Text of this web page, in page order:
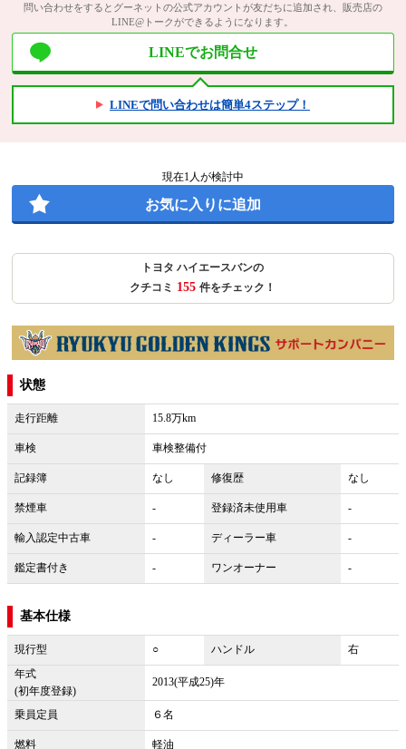
問い合わせをするとグーネットの公式アカウントが友だちに追加され、販売店の
LINE@トークができるようになります。
LINEでお問合せ
LINEで問い合わせは簡単4ステップ！
現在1 人が検討中
お気に入りに追加
トヨタ ハイエースバンの
クチコミ 155 件をチェック！
状態
走行距離 15.8万km
車検 車検整備付
記録簿 なし 修復歴 なし
禁煙車 - 登録済未使用車 -
輸入認定中古車 - ディーラー車 -
鑑定書付き - ワンオーナー -
基本仕様
現行型 ○ ハンドル
右
年式
(初年度登録)
2013(平成25)年
乗員定員 ６名
燃料 軽油